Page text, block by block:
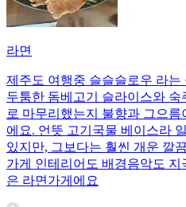
라면
제주도 여행중 슬슬슬로우 라
두툼한 돔베고기 슬라이스와 숙
로 마무리했는지 불향과 그으름
에요. 언뜻 고기국물 베이스라
있지만, 그보다는 훨씬 개운 깔
가게 인테리어도 배경음악도
은 라면가게에요